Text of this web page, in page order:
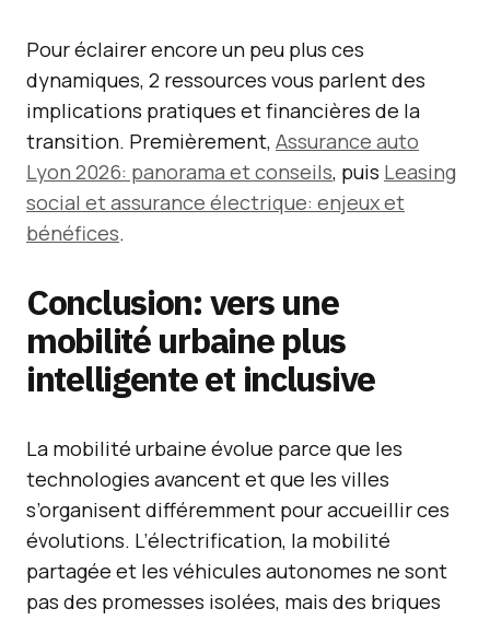
Pour éclairer encore un peu plus ces
dynamiques, 2 ressources vous parlent des
implications pratiques et financières de la
transition. Premièrement, Assurance auto
Lyon 2026: panorama et conseils, puis Leasing
social et assurance électrique: enjeux et
bénéfices.
Conclusion: vers une
mobilité urbaine plus
intelligente et inclusive
La mobilité urbaine évolue parce que les
technologies avancent et que les villes
s’organisent différemment pour accueillir ces
évolutions. L’électrification, la mobilité
partagée et les véhicules autonomes ne sont
pas des promesses isolées, mais des briques